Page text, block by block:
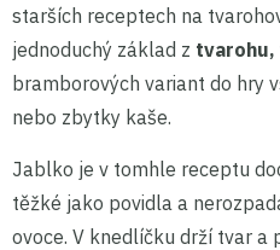
starších receptech na
jednoduchý základ z tvarohu,
bramborových variant do hry
nebo zbytky kaše.
Jablko je v tomhle receptu
těžké jako povidla a
ovoce. V knedlíčku drží tvar a